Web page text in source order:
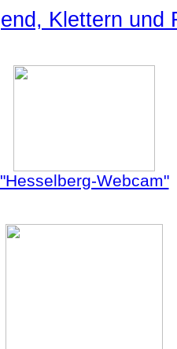
Klettern und
"Hesselberg-Webcam"